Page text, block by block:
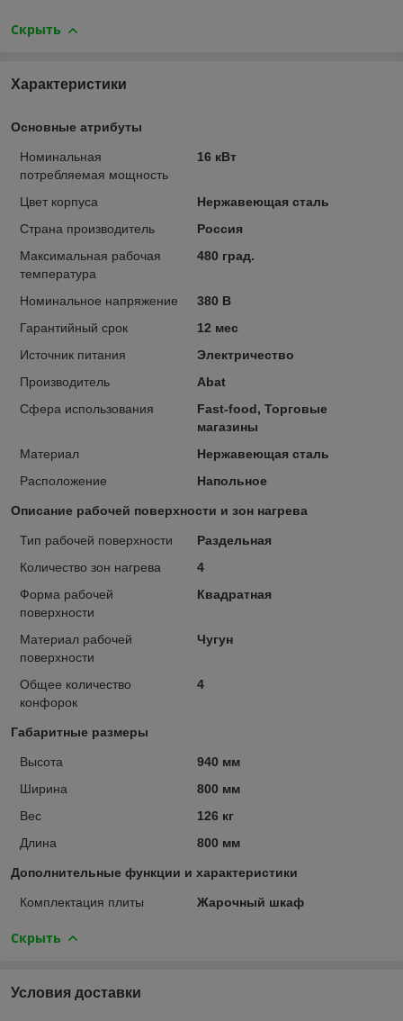
Скрыть
Характеристики
Основные атрибуты
Номинальная
потребляемая мощность
16 кВт
Цвет корпуса
Нержавеющая сталь
Страна производитель
Россия
Максимальная рабочая
температура
480 град.
Номинальное напряжение
380 В
Гарантийный срок
12 мес
Источник питания
Электричество
Производитель
Abat
Сфера использования
Fast-food, Торговые
магазины
Материал
Нержавеющая сталь
Расположение
Напольное
Описание рабочей поверхности и зон нагрева
Тип рабочей поверхности
Раздельная
Количество зон нагрева
4
Форма рабочей
поверхности
Квадратная
Материал рабочей
поверхности
Чугун
Общее количество
конфорок
4
Габаритные размеры
Высота
940 мм
Ширина
800 мм
Вес
126 кг
Длина
800 мм
Дополнительные функции и характеристики
Комплектация плиты Жарочный шкаф
Скрыть
Условия доставки